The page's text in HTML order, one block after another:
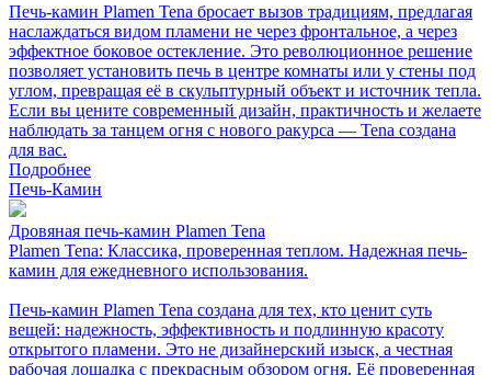
Печь-камин Plamen Tena бросает вызов традициям, предлагая
наслаждаться видом пламени не через фронтальное, а через
эффектное боковое остекление. Это революционное решение
позволяет установить печь в центре комнаты или у стены под
углом, превращая её в скульптурный объект и источник тепла.
Если вы цените современный дизайн, практичность и желаете
наблюдать за танцем огня с нового ракурса — Tena создана
для вас.
Подробнее
Печь-Камин
Дровяная печь-камин Plamen Tena
Plamen Tena: Классика, проверенная теплом. Надежная печь-
камин для ежедневного использования.
Печь-камин Plamen Tena создана для тех, кто ценит суть
вещей: надежность, эффективность и подлинную красоту
открытого пламени. Это не дизайнерский изыск, а честная
рабочая лошадка с прекрасным обзором огня. Её проверенная